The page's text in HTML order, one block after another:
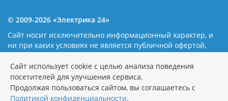
© 2009-2026 «Электрика 24»
Сайт носит исключительно информационный характер, и
ни при каких условиях не является публичной офертой,
определяемой положениями статьи 437(2) Гражданского
кодекса Российской Федерации. Наличие и цены уточняйте
у наших операторов.Политика обработки персональных
данных
Сайт использует cookie с целью анализа поведения
посетителей для улучшения сервиса.
Продолжая пользоваться сайтом, вы соглашаетесь с
Политикой конфиденциальности.